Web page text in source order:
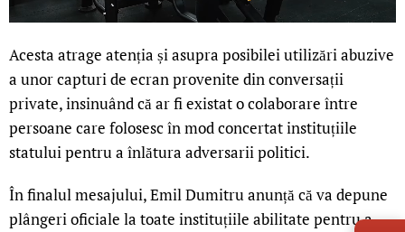
Acesta atrage atenția și asupra posibilei utilizări abuzive
a unor capturi de ecran provenite din conversații
private, insinuând că ar fi existat o colaborare între
persoane care folosesc în mod concertat instituțiile
statului pentru a înlătura adversarii politici.
În finalul mesajului, Emil Dumitru anunță că va depune
plângeri oficiale la toate instituțiile abilitate pentru a
LIVE